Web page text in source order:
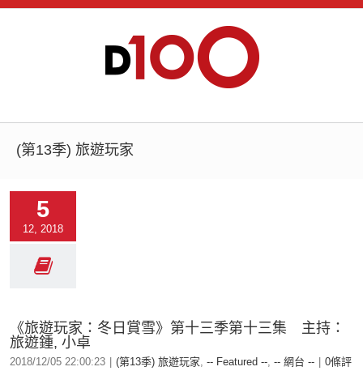
(第13季) 旅遊玩家
5
12, 2018
《旅遊玩家：冬日賞雪》第十三季第十三集 主持：
旅遊鍾, 小卓
2018/12/05 22:00:23 (第13季) 旅遊玩家, -- Featured --, -- 網台 --
0條評